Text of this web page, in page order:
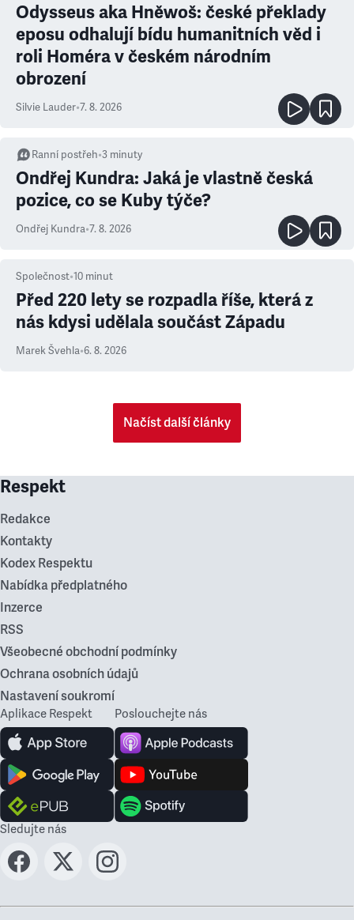
Odysseus aka Hněwoš: české překlady
eposu odhalují bídu humanitních věd i
roli Homéra v českém národním
obrození
Silvie Lauder•7. 8. 2026
Ranní postřeh•3 minuty
Ondřej Kundra: Jaká je vlastně česká
pozice, co se Kuby týče?
Ondřej Kundra•7. 8. 2026
Společnost•10 minut
Před 220 lety se rozpadla říše, která z
nás kdysi udělala součást Západu
Marek Švehla•6. 8. 2026
Načíst další články
Respekt
Redakce
Kontakty
Kodex Respektu
Nabídka předplatného
Inzerce
RSS
Všeobecné obchodní podmínky
Ochrana osobních údajů
Nastavení soukromí
Aplikace Respekt Poslouchejte nás
Sledujte nás